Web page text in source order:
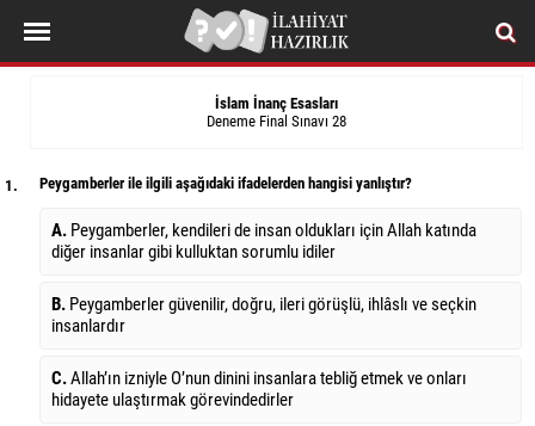
İslam İnanç Esasları
Deneme Final Sınavı 28
1. Peygamberler ile ilgili aşağıdaki ifadelerden hangisi yanlıştır?
A. Peygamberler, kendileri de insan oldukları için Allah katında
diğer insanlar gibi kulluktan sorumlu idiler
B. Peygamberler güvenilir, doğru, ileri görüşlü, ihlâslı ve seçkin
insanlardır
C.Allah’ın izniyle O’nun dinini insanlara tebliğ etmek ve onları
hidayete ulaştırmak görevindedirler